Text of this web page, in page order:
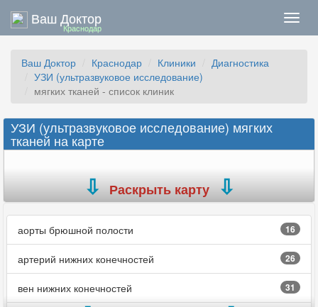
Ваш Доктор
Краснодар
Ваш Доктор Краснодар Клиники
Диагностика
УЗИ (ультразвуковое исследование)
мягких тканей - список клиник
УЗИ (ультразвуковое исследование) мягких
тканей на карте
Раскрыть карту
аорты брюшной полости 16
артерий нижних конечностей 26
вен нижних конечностей 31